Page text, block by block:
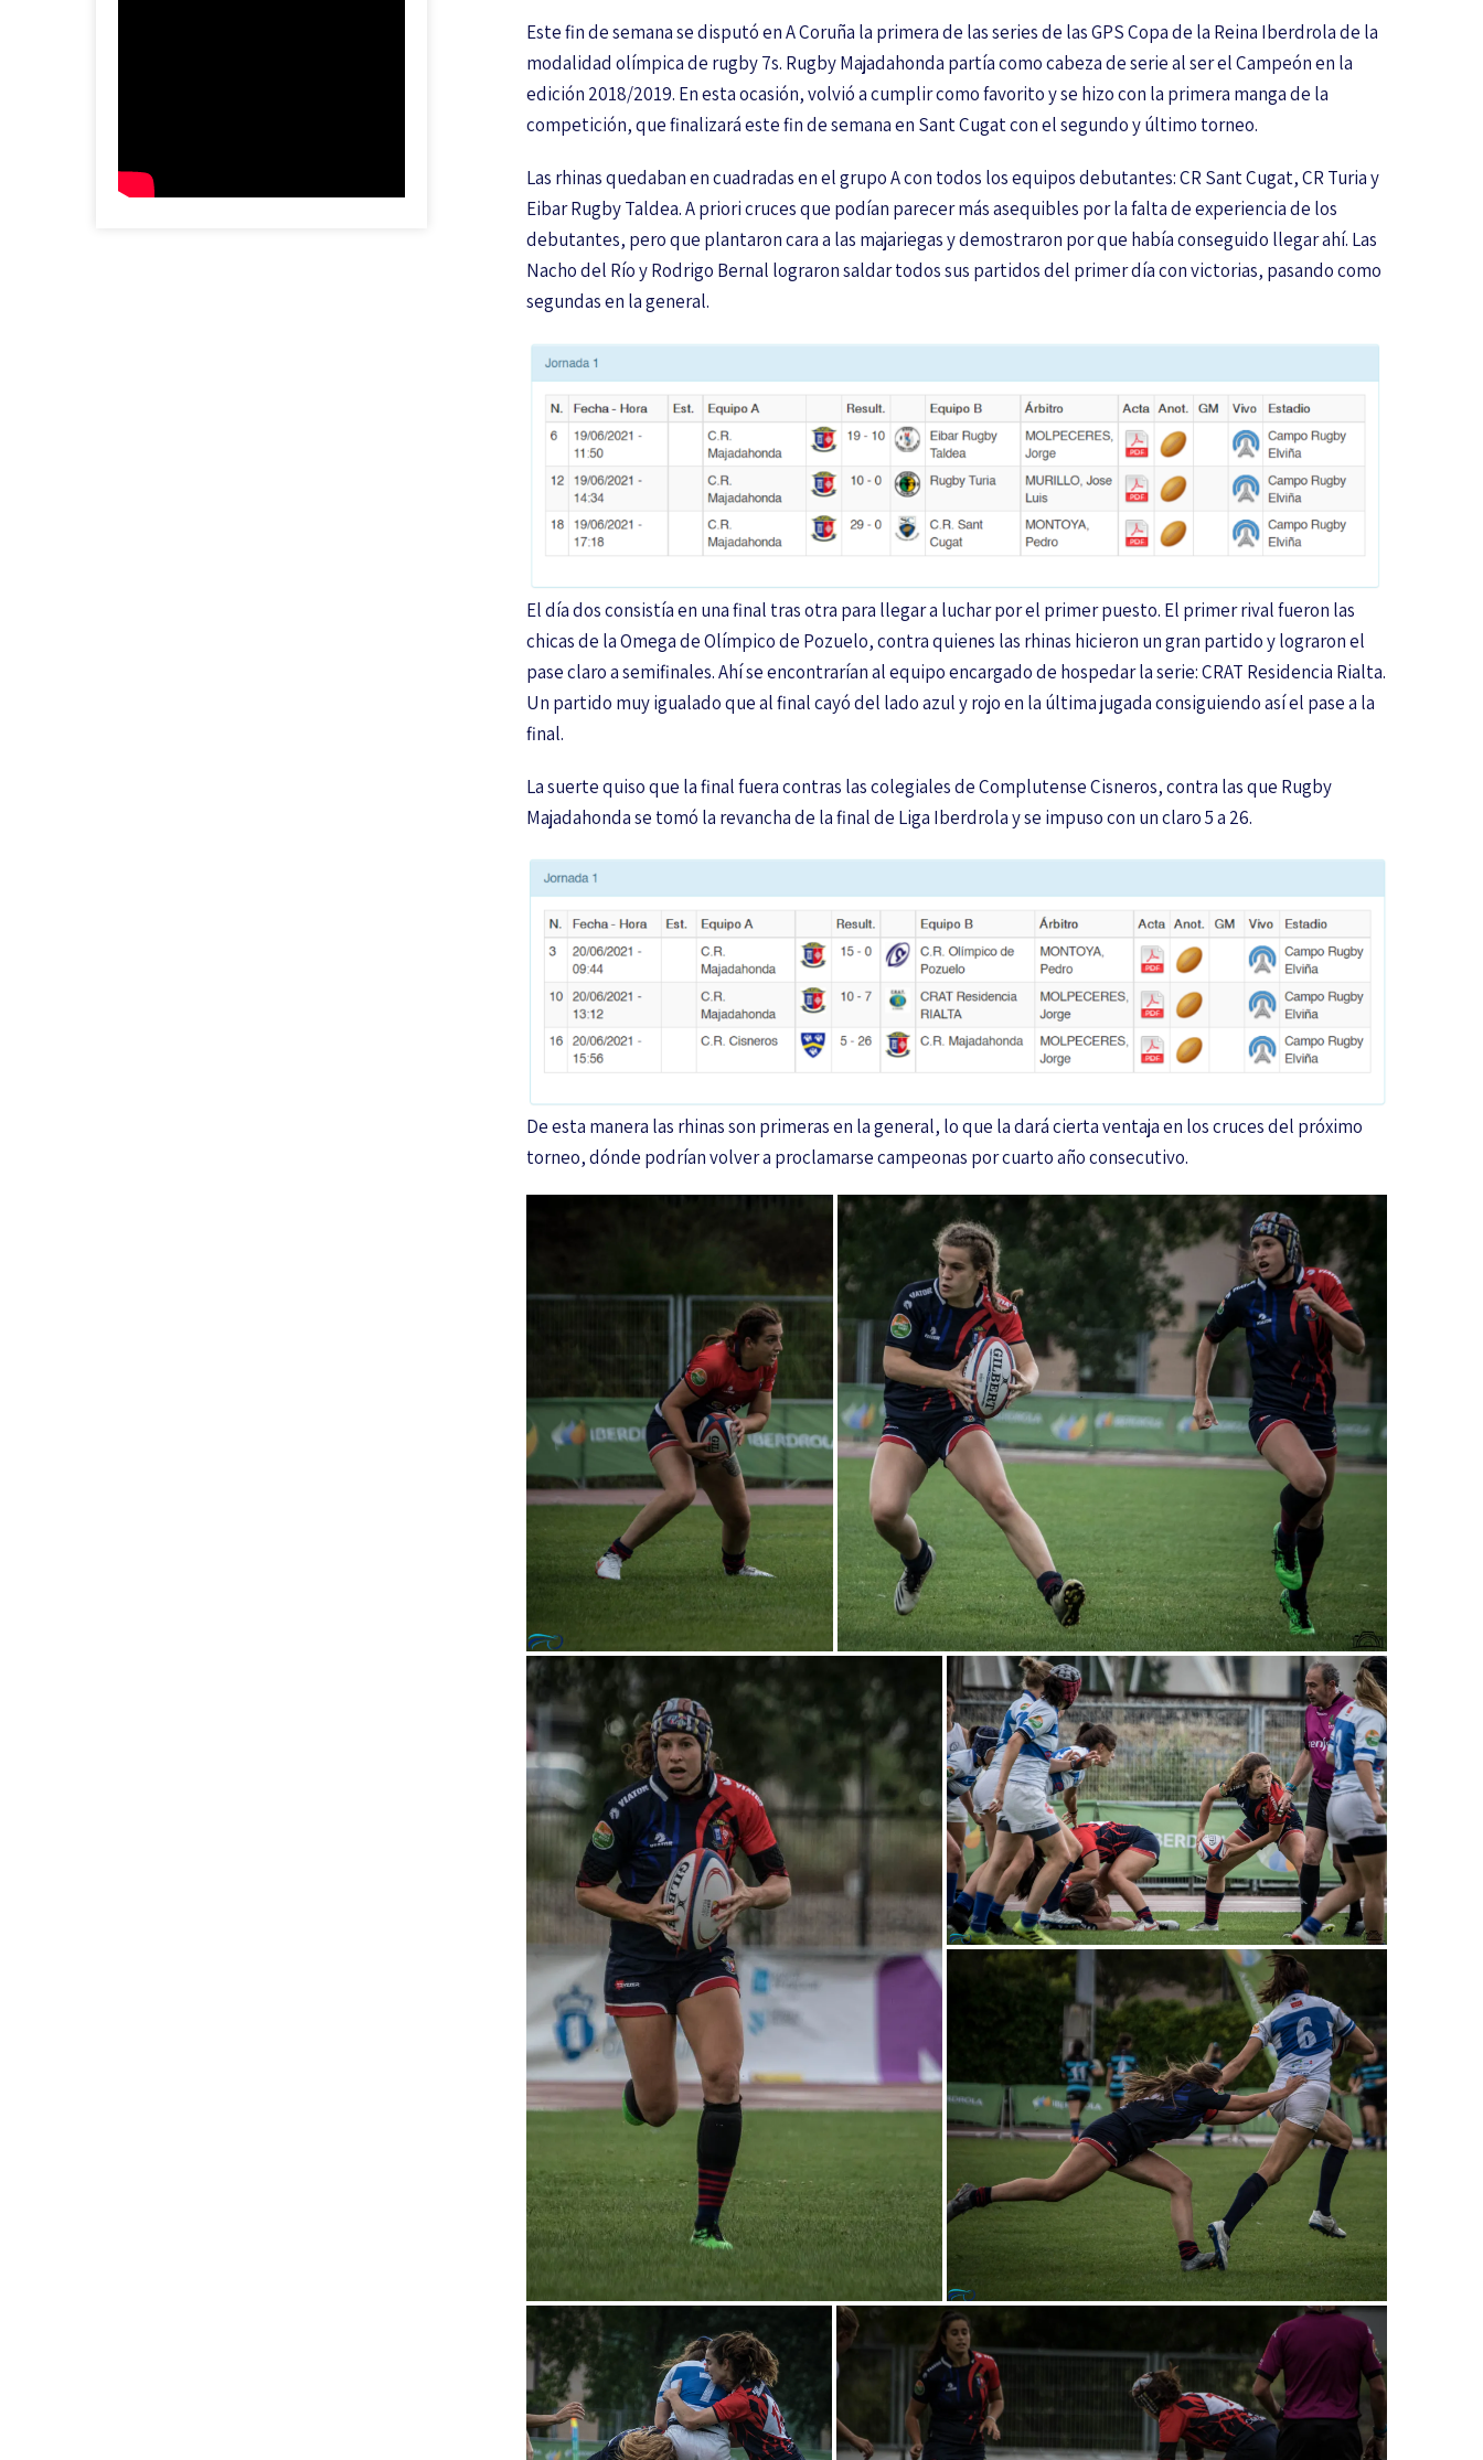
Este fin de semana se disputó en A Coruña la primera de las series de las GPS Copa de la Reina Iberdrola de la
modalidad olímpica de rugby 7s. Rugby Majadahonda partía como cabeza de serie al ser el Campeón en la
edición 2018/2019. En esta ocasión, volvió a cumplir como favorito y se hizo con la primera manga de la
competición, que finalizará este fin de semana en Sant Cugat con el segundo y último torneo.
Las rhinas quedaban en cuadradas en el grupo A con todos los equipos debutantes: CR Sant Cugat, CR Turia y
Eibar Rugby Taldea. A priori cruces que podían parecer más asequibles por la falta de experiencia de los
debutantes, pero que plantaron cara a las majariegas y demostraron por que había conseguido llegar ahí. Las
Nacho del Río y Rodrigo Bernal lograron saldar todos sus partidos del primer día con victorias, pasando como
segundas en la general.
El día dos consistía en una final tras otra para llegar a luchar por el primer puesto. El primer rival fueron las
chicas de la Omega de Olímpico de Pozuelo, contra quienes las rhinas hicieron un gran partido y lograron el
pase claro a semifinales. Ahí se encontrarían al equipo encargado de hospedar la serie: CRAT Residencia Rialta.
Un partido muy igualado que al final cayó del lado azul y rojo en la última jugada consiguiendo así el pase a la
final.
La suerte quiso que la final fuera contras las colegiales de Complutense Cisneros, contra las que Rugby
Majadahonda se tomó la revancha de la final de Liga Iberdrola y se impuso con un claro 5 a 26.
De esta manera las rhinas son primeras en la general, lo que la dará cierta ventaja en los cruces del próximo
torneo, dónde podrían volver a proclamarse campeonas por cuarto año consecutivo.